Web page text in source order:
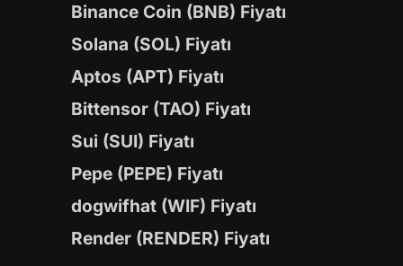
Binance Coin (BNB) Fiyatı
Solana (SOL) Fiyatı
Aptos (APT) Fiyatı
Bittensor (TAO) Fiyatı
Sui (SUI) Fiyatı
Pepe (PEPE) Fiyatı
dogwifhat (WIF) Fiyatı
Render (RENDER) Fiyatı